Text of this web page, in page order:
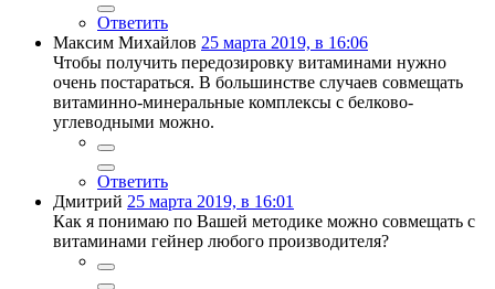
Ответить
Максим Михайлов 25 марта 2019, в 16:06
Чтобы получить передозировку витаминами нужно
очень постараться. В большинстве случаев совмещать
витаминно-минеральные комплексы с белково-
углеводными можно.
Ответить
Дмитрий 25 марта 2019, в 16:01
Как я понимаю по Вашей методике можно совмещать с
витаминами гейнер любого производителя?